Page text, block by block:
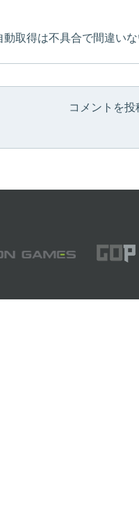
取得は不具合で間違い
コメントを